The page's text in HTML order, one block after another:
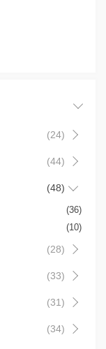
(24)
(44)
(48)
(36)
(10)
(28)
(33)
(31)
(34)